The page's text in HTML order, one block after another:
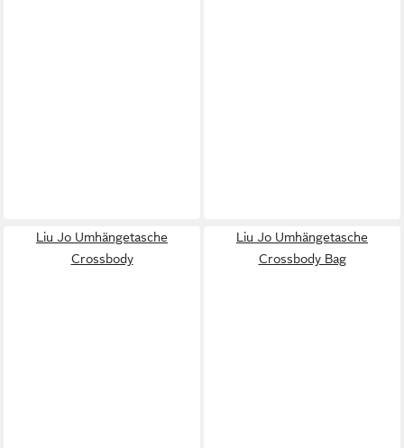
Liu Jo Umhängetasche
Crossbody
Liu Jo Umhängetasche
Crossbody Bag